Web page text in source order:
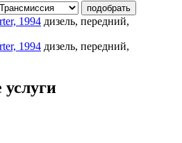
подобрать
1994 дизель, передний,
1994 дизель, передний,